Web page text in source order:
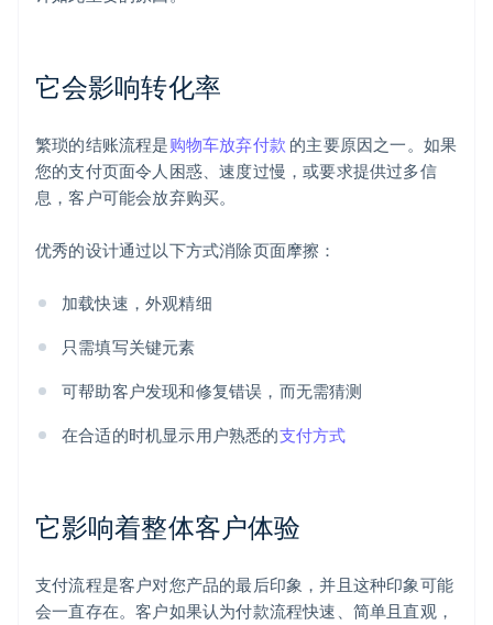
它会影响转化率
繁琐的结账流程是购物车放弃付款 的主要原因之一。如果
您的支付页面令人困惑、速度过慢，或要求提供过多信
息，客户可能会放弃购买。
优秀的设计通过以下方式消除页面摩擦：
加载快速，外观精细
只需填写关键元素
可帮助客户发现和修复错误，而无需猜测
在合适的时机显示用户熟悉的支付方式
它影响着整体客户体验
支付流程是客户对您产品的最后印象，并且这种印象可能
会一直存在。客户如果认为付款流程快速、简单且直观，